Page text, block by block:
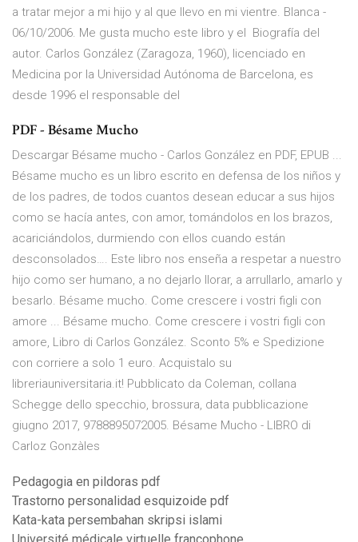
a tratar mejor a mi hijo y al que llevo en mi vientre. Blanca -
06/10/2006. Me gusta mucho este libro y el Biografía del
autor. Carlos González (Zaragoza, 1960), licenciado en
Medicina por la Universidad Autónoma de Barcelona, es
desde 1996 el responsable del
PDF - Bésame Mucho
Descargar Bésame mucho - Carlos González en PDF, EPUB ...
Bésame mucho es un libro escrito en defensa de los niños y
de los padres, de todos cuantos desean educar a sus hijos
como se hacía antes, con amor, tomándolos en los brazos,
acariciándolos, durmiendo con ellos cuando están
desconsolados…. Este libro nos enseña a respetar a nuestro
hijo como ser humano, a no dejarlo llorar, a arrullarlo, amarlo y
besarlo. Bésame mucho. Come crescere i vostri figli con
amore ... Bésame mucho. Come crescere i vostri figli con
amore, Libro di Carlos González. Sconto 5% e Spedizione
con corriere a solo 1 euro. Acquistalo su
libreriauniversitaria.it! Pubblicato da Coleman, collana
Schegge dello specchio, brossura, data pubblicazione
giugno 2017, 9788895072005. Bésame Mucho - LIBRO di
Carloz Gonzàles
Pedagogia en pildoras pdf
Trastorno personalidad esquizoide pdf
Kata-kata persembahan skripsi islami